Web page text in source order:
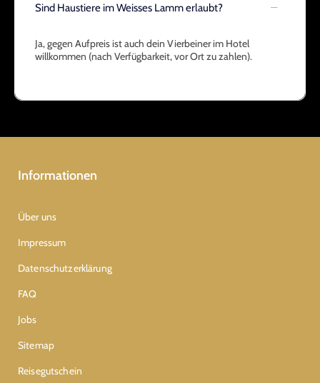
Sind Haustiere im Weisses Lamm erlaubt?
Ja, gegen Aufpreis ist auch dein Vierbeiner im Hotel
willkommen (nach Verfügbarkeit, vor Ort zu zahlen).
Informationen
Über uns
Impressum
Datenschutzerklärung
FAQ
Jobs
Sitemap
Reisegutschein